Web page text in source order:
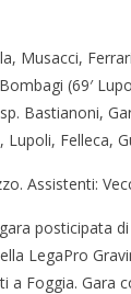
Musacci,
(69′
Bastianoni,
Lupoli, Felleca,
Assistenti:
posticipata
LegaPro
a Foggia. Gara